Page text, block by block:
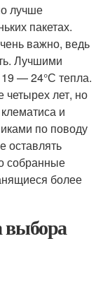
лучше
пакетах.
важно, ведь
Лучшими
— 24°С тепла.
четырех лет, но
и
по поводу
оставлять
собранные
более
выбора